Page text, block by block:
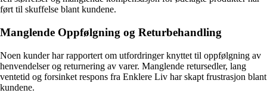
ført til skuffelse blant kundene.
Manglende Oppfølgning og Returbehandling
Noen kunder har rapportert om utfordringer knyttet til oppfølgning av
henvendelser og returnering av varer. Manglende retursedler, lang
ventetid og forsinket respons fra Enklere Liv har skapt frustrasjon blant
kundene.